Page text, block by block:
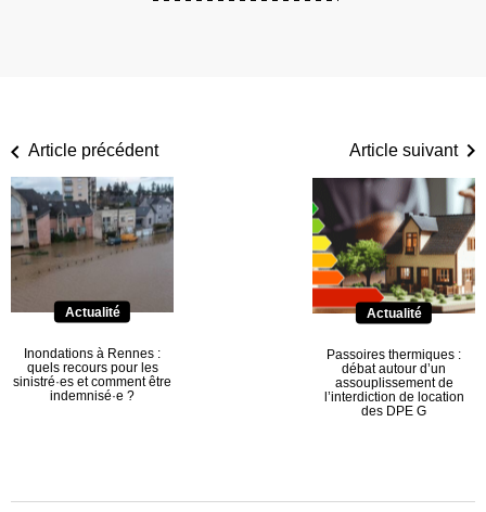
Article précédent
Actualité
Inondations à Rennes :
quels recours pour les
sinistré·es et comment être
indemnisé·e ?
Article suivant
Actualité
Passoires thermiques :
débat autour d’un
assouplissement de
l’interdiction de location
des DPE G